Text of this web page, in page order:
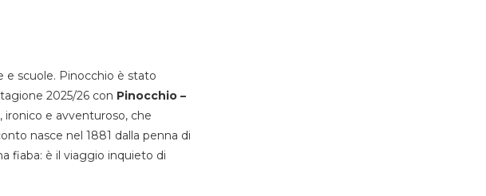
e scuole. Pinocchio è stato
2025/26 con Pinocchio –
e avventuroso, che
nasce nel 1881 dalla penna di
fiaba: è il viaggio inquieto di